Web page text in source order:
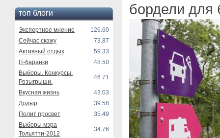
топ блоги
Экспертное мнение
126.60
Сейчас скажу
73.87
Активный отдых
59.33
IT-баранки
48.50
Выборы. Конкурсы.
Розыгрыши.
46.71
Вкусная жизнь
43.03
Додыр
39.58
Полит просвет
35.49
Выборы мэра
Тольятти-2012
34.76
бордели для